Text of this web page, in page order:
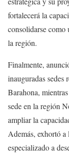
fortalecerá la
consolidarse como
la región.
Finalmente,
inauguradas
Barahona,
sede en la región
ampliar la
Además, exhortó
especializado a